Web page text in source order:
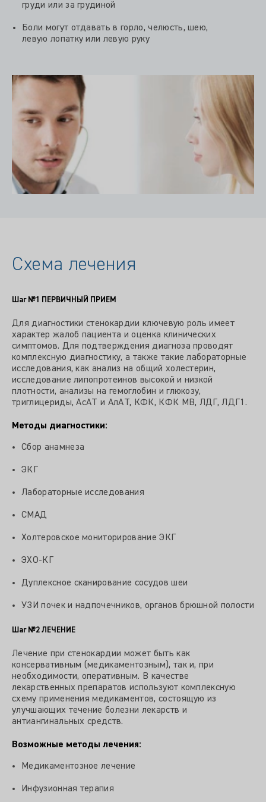
груди или за грудиной
Боли могут отдавать в горло, челюсть, шею,
левую лопатку или левую руку
Схема лечения
Шаг №1 ПЕРВИЧНЫЙ ПРИЕМ
Для диагностики стенокардии ключевую роль имеет
характер жалоб пациента и оценка клинических
симптомов. Для подтверждения диагноза проводят
комплексную диагностику, а также такие лабораторные
исследования, как анализ на общий холестерин,
исследование липопротеинов высокой и низкой
плотности, анализы на гемоглобин и глюкозу,
триглицериды, АсАТ и АлАТ, КФК, КФК МВ, ЛДГ, ЛДГ1.
Методы диагностики:
Сбор анамнеза
ЭКГ
Лабораторные исследования
СМАД
Холтеровское мониторирование ЭКГ
ЭХО-КГ
Дуплексное сканирование сосудов шеи
УЗИ почек и надпочечников, органов брюшной полости
Шаг №2 ЛЕЧЕНИЕ
Лечение при стенокардии может быть как
консервативным (медикаментозным), так и, при
необходимости, оперативным. В качестве
лекарственных препаратов используют комплексную
схему применения медикаментов, состоящую из
улучшающих течение болезни лекарств и
антиангинальных средств.
Возможные методы лечения:
Медикаментозное лечение
Инфузионная терапия